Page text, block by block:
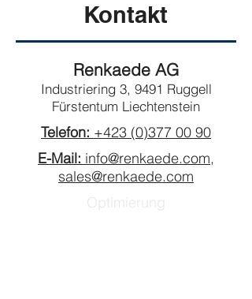
Kontakt
Renkaede AG
Industriering 3, 9491 Ruggell
Fürstentum Liechtenstein
Telefon: +423 (0)377 00 90
E-Mail: info@renkaede.com,
sales@renkaede.com
Optimierung